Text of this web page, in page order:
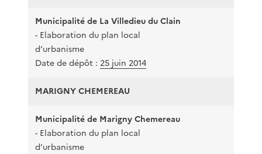
Municipalité de La Villedieu du Clain
- Elaboration du plan local
d’urbanisme
Date de dépôt : 25 juin 2014
MARIGNY CHEMEREAU
Municipalité de Marigny Chemereau
- Elaboration du plan local
d’urbanisme